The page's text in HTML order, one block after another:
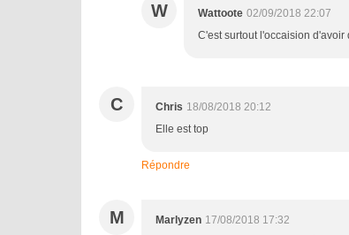
W Wattoote 02/09/2018 22:07
C'est surtout l'occaision
C Chris 18/08/2018 20:12
Elle est top
Répondre
M Marlyzen 17/08/2018 17:32